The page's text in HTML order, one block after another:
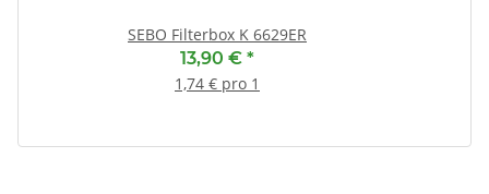
SEBO Filterbox K 6629ER
13,90 € *
1,74 € pro 1